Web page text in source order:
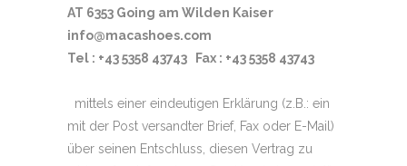
AT 6353 Going am Wilden Kaiser
info@macashoes.com
Tel : +43 5358 43743 Fax : +43 5358 43743
mittels einer eindeutigen Erklärung (z.B.: ein
mit der Post versandter Brief, Fax oder E-Mail)
über seinen Entschluss, diesen Vertrag zu